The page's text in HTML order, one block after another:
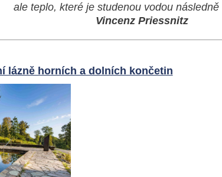
ale teplo, které je studenou vodou následně
Vincenz Priessnitz
lázně horních a dolních končetin